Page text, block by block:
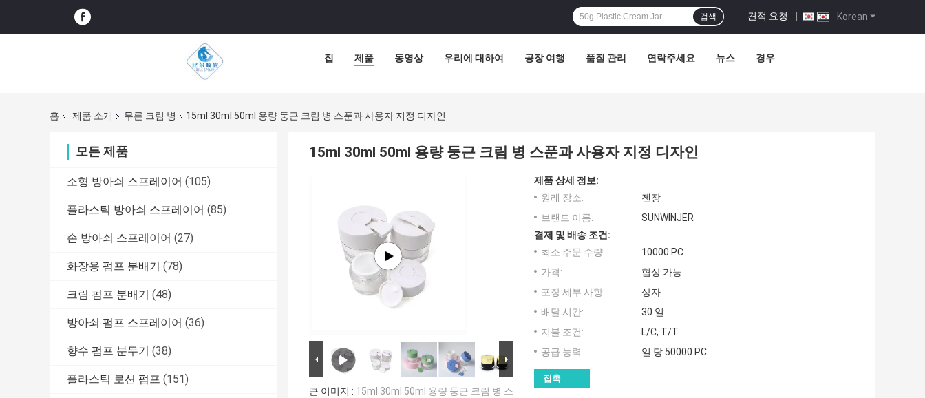
Korean
견적 요청 |
검색
집 제품 동영상 우리에 대하여 공장 여행 품질 관리 연락주세요 뉴스 경우
홈 제품 소개 무른 크림 병 15ml 30ml 50ml 용량 둥근 크림 병 스푼과 사용자 지정 디자인
모든 제품
소형 방아쇠 스프레이어 (105)
플라스틱 방아쇠 스프레이어 (85)
손 방아쇠 스프레이어 (27)
화장용 펌프 분배기 (78)
크림 펌프 분배기 (48)
방아쇠 펌프 스프레이어 (36)
향수 펌프 분무기 (38)
플라스틱 로션 펌프 (151)
15ml 30ml 50ml 용량 둥근 크림 병 스푼과 사용자 지정 디자인
큰 이미지 : 15ml 30ml 50ml 용량 둥근 크림 병 스
제품 상세 정보:
원래 장소:
젠장
브랜드 이름:
SUNWINJER
결제 및 배송 조건:
최소 주문 수량:
10000 PC
가격:
협상 가능
포장 세부 사항:
상자
배달 시간:
30 일
지불 조건:
L/C, T/T
공급 능력:
일 당 50000 PC
접촉